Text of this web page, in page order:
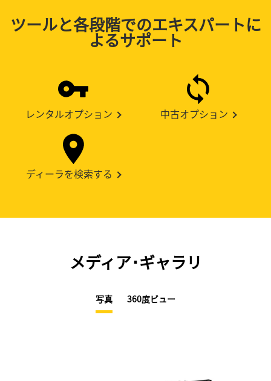
ツールと各段階でのエキスパートに
よるサポート
レンタルオプション 中古オプション
ディーラを検索する
メディア･ギャラリ
写真 360度ビュー